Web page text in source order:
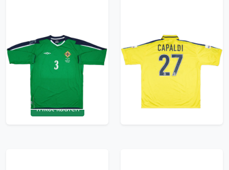
2005 Northern
Ireland Match Issue
Home Shirt #3
299.99£ · ca. €354
Trikot kaufen
2000-01 Birmingham
Match Issue Away
Shirt Capaldi #27
209.99£ · ca. €248
Trikot kaufen